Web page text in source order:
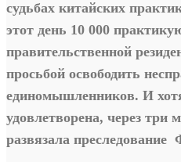
судьбах китайских
этот день 10 000
правительственной
просьбой освободить
единомышленников. И
удовлетворена, через три
развязала